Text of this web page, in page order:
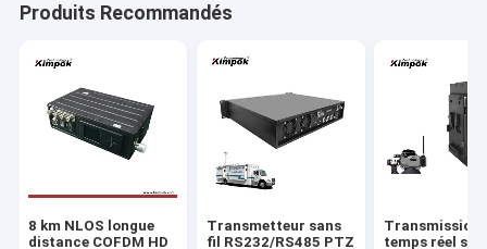
Produits Recommandés
8 km NLOS longue
distance COFDM HD
Transmetteur sans
fil RS232/RS485 PTZ
Transmission
temps réel